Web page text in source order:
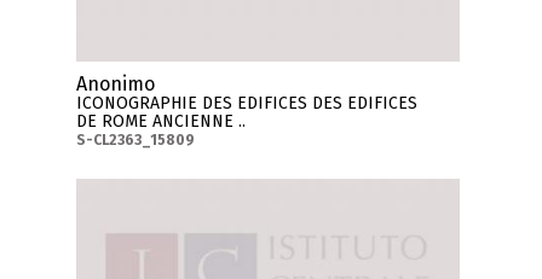
Anonimo
ICONOGRAPHIE DES EDIFICES DES EDIFICES
DE ROME ANCIENNE ..
S-CL2363_15809